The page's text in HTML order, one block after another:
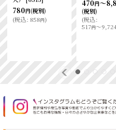
240×330 IPP
4,260円～
47,580
4,750
(税込: